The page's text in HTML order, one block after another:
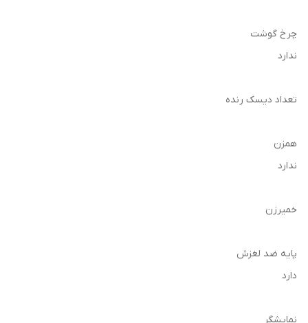
چرخ گوشت
ندارد
تعداد دیسک رنده
همزن
ندارد
خمیرزن
پایه ضد لغزش
دارد
نمایشگر